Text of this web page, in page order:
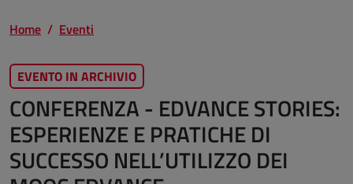
Home Eventi
EVENTO IN ARCHIVIO
CONFERENZA - EDVANCE STORIES:
ESPERIENZE E PRATICHE DI
SUCCESSO NELL’UTILIZZO DEI